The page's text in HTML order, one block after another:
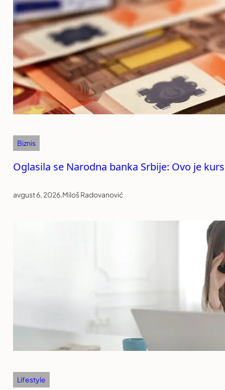
Biznis
Oglasila se Narodna banka Srbije: Ovo je
avgust 6, 2026.Miloš Radovanović
Lifestyle